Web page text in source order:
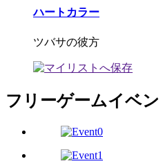
ハートカラー
ツバサの彼方
フリーゲームイベン